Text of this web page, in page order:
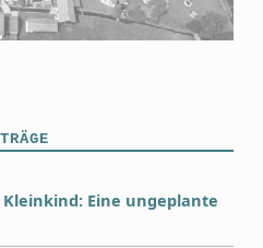
Eine ungeplante